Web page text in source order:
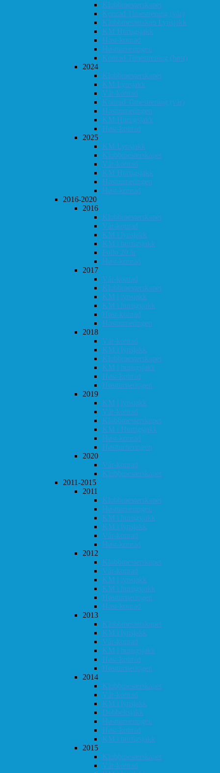
Klubbmesterskapet
Konrad Timestrening (vår)
Klubbmesterskap Lynsjakk
KM Hurtigsjakk
Høst-konrad
Høstturneringen
Konrad Timestrening (høst)
2024
Klubbmesterskapet
KM Lynsjakk
Vår-konrad
Konrad Timestrening (vår)
Høstturneringen
KM Hurtigsjakk
Høst-konrad
2025
KM Lynsjakk
Klubbmesterskapet
Vår-konrad
KM Hurtigsjakk
Høstturneringen
Høst-konrad
2016-2020
2016
Klubbmesterskapet
Vår-konrad
KM i lynsjakk
KM i hurtigsjakk
Follo 20 år
Høst-konrad
2017
Vår-konrad
Klubbmesterskapet
KM i lynsjakk
KM i hurtigsjakk
Høst-konrad
Høstturneringen
2018
Vår-konrad
KM i lynsjakk
Klubbmesterskapet
KM i hurtigsjakk
Høst-konrad
Høstturneringen
2019
KM i lynsjakk
Vår-konrad
Klubbmesterskapet
KM i Hurtigsjakk
Høst-konrad
Høstturneringen
2020
Vår-konrad
Klubbmesterskapet
2011-2015
2011
Klubbmesterskapet
Høstturneringen
KM i hurtigsjakk
KM i lynsjakk
Vår-konrad
Høst-konrad
2012
Klubbmesterskapet
Vår-konrad
KM i lynsjakk
KM i hurtigsjakk
Høstturneringen
Høst-konrad
2013
Klubbmesterskapet
KM i lynsjakk
Vår-konrad
KM i hurtigsjakk
Høst-konrad
Høstturneringen
2014
Klubbmesterskapet
Vår-konrad
KM i lynsjakk
Dobbeltsjakk
Høstturneringen
Høst-konrad
KM i hurtigsjakk
2015
Klubbmesterskapet
Vår-konrad